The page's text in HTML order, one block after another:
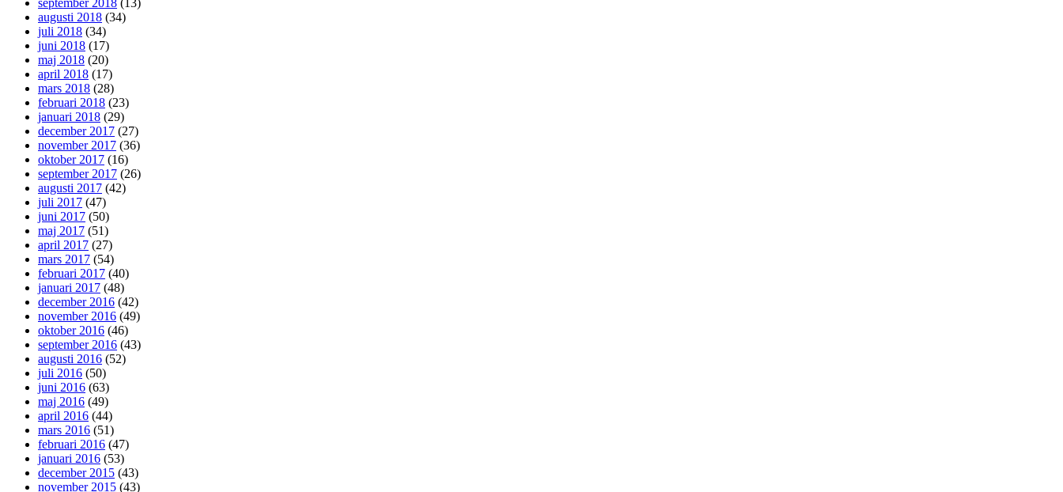
september 2018 (13)
augusti 2018 (34)
juli 2018 (34)
juni 2018 (17)
maj 2018 (20)
april 2018 (17)
mars 2018 (28)
februari 2018 (23)
januari 2018 (29)
december 2017 (27)
november 2017 (36)
oktober 2017 (16)
september 2017 (26)
augusti 2017 (42)
juli 2017 (47)
juni 2017 (50)
maj 2017 (51)
april 2017 (27)
mars 2017 (54)
februari 2017 (40)
januari 2017 (48)
december 2016 (42)
november 2016 (49)
oktober 2016 (46)
september 2016 (43)
augusti 2016 (52)
juli 2016 (50)
juni 2016 (63)
maj 2016 (49)
april 2016 (44)
mars 2016 (51)
februari 2016 (47)
januari 2016 (53)
december 2015 (43)
november 2015 (43)